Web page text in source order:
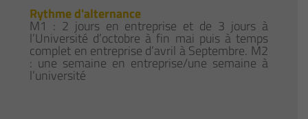
Rythme d'alternance
M1 : 2 jours en entreprise et de 3 jours à
l’Université d’octobre à fin mai puis à temps
complet en entreprise d’avril à Septembre. M2
: une semaine en entreprise/une semaine à
l’université